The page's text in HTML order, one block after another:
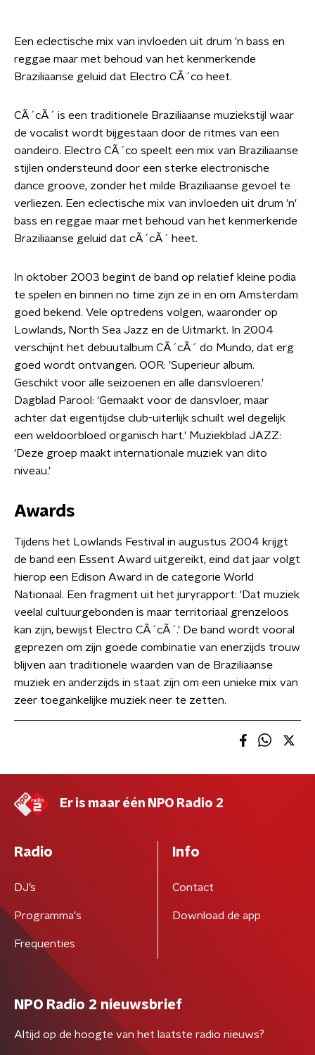
Een eclectische mix van invloeden uit drum 'n bass en
reggae maar met behoud van het kenmerkende
Braziliaanse geluid dat Electro CÃ´co heet.
CÃ´cÃ´ is een traditionele Braziliaanse muziekstijl waar
de vocalist wordt bijgestaan door de ritmes van een
oandeiro. Electro CÃ´co speelt een mix van Braziliaanse
stijlen ondersteund door een sterke electronische
dance groove, zonder het milde Braziliaanse gevoel te
verliezen. Een eclectische mix van invloeden uit drum 'n'
bass en reggae maar met behoud van het kenmerkende
Braziliaanse geluid dat cÃ´cÃ´ heet.
In oktober 2003 begint de band op relatief kleine podia
te spelen en binnen no time zijn ze in en om Amsterdam
goed bekend. Vele optredens volgen, waaronder op
Lowlands, North Sea Jazz en de Uitmarkt. In 2004
verschijnt het debuutalbum CÃ´cÃ´ do Mundo, dat erg
goed wordt ontvangen. OOR: 'Superieur album.
Geschikt voor alle seizoenen en alle dansvloeren.'
Dagblad Parool: 'Gemaakt voor de dansvloer, maar
achter dat eigentijdse club-uiterlijk schuilt wel degelijk
een weldoorbloed organisch hart.' Muziekblad JAZZ:
'Deze groep maakt internationale muziek van dito
niveau.'
Awards
Tijdens het Lowlands Festival in augustus 2004 krijgt
de band een Essent Award uitgereikt, eind dat jaar volgt
hierop een Edison Award in de categorie World
Nationaal. Een fragment uit het juryrapport: 'Dat muziek
veelal cultuurgebonden is maar territoriaal grenzeloos
kan zijn, bewijst Electro CÃ´cÃ´.' De band wordt vooral
geprezen om zijn goede combinatie van enerzijds trouw
blijven aan traditionele waarden van de Braziliaanse
muziek en anderzijds in staat zijn om een unieke mix van
zeer toegankelijke muziek neer te zetten.
Er is maar één NPO Radio 2
Radio
DJ’s
Programma's
Frequenties
Info
Contact
Download de app
NPO Radio 2 nieuwsbrief
Altijd op de hoogte van het laatste radio nieuws?